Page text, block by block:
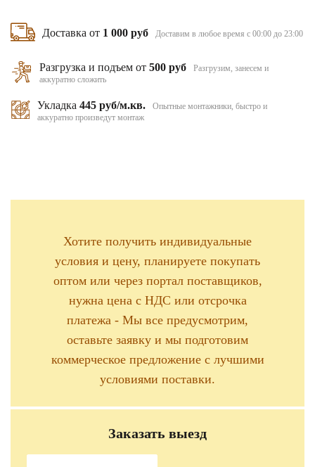
Доставка от 1 000 руб Доставим в любое время с 00:00 до 23:00
Разгрузка и подъем от500 руб
Разгрузим, занесем и
аккуратно сложить
Укладка 445 руб/м.кв.
Опытные монтажники, быстро и
аккуратно произведут монтаж
Хотите получить индивидуальные
условия и цену, планируете покупать
оптом или через портал поставщиков,
нужна цена с НДС или отсрочка
платежа - Мы все предусмотрим,
оставьте заявку и мы подготовим
коммерческое предложение с лучшими
условиями поставки.
Заказать выезд